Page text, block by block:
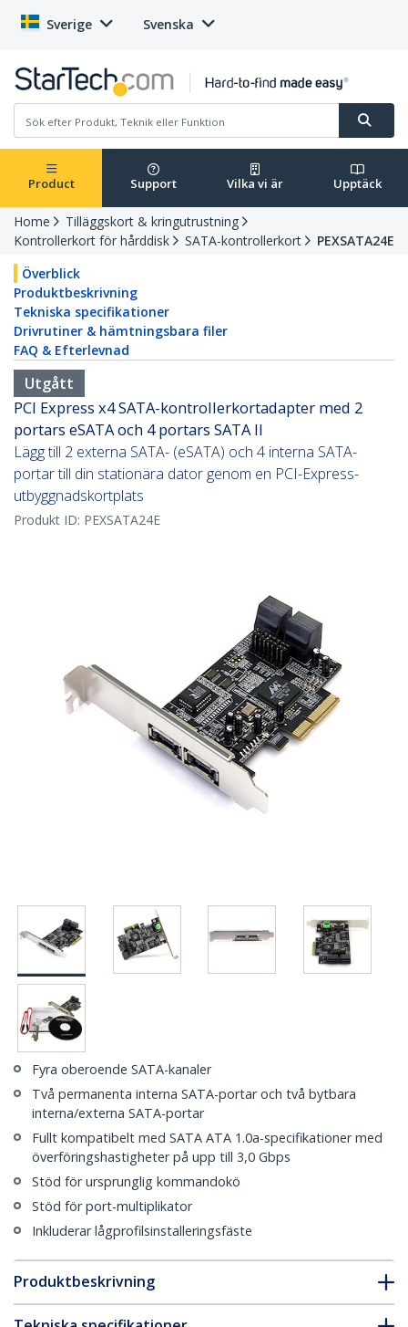
Sverige Svenska
Product Support Vilka vi är Upptäck
Home
Tilläggskort & kringutrustning
Kontrollerkort för hårddisk
SATA-kontrollerkort
PEXSATA24E
Överblick
Produktbeskrivning
Tekniska specifikationer
Drivrutiner & hämtningsbara filer
FAQ & Efterlevnad
Utgått
PCI Express x4 SATA-kontrollerkortadapter med 2
portars eSATA och 4 portars SATA II
Lägg till 2 externa SATA- (eSATA) och 4 interna SATA-
portar till din stationära dator genom en PCI-Express-
utbyggnadskortplats
Produkt ID: PEXSATA24E
Fyra oberoende SATA-kanaler
Två permanenta interna SATA-portar och två bytbara
interna/externa SATA-portar
Fullt kompatibelt med SATA ATA 1.0a-specifikationer med
överföringshastigheter på upp till 3,0 Gbps
Stöd för ursprunglig kommandokö
Stöd för port-multiplikator
Inkluderar lågprofilsinstalleringsfäste
Produktbeskrivning